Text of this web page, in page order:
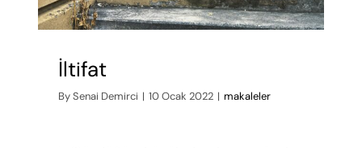
İltifat
BySenai Demirci | 10 Ocak 2022 | makaleler